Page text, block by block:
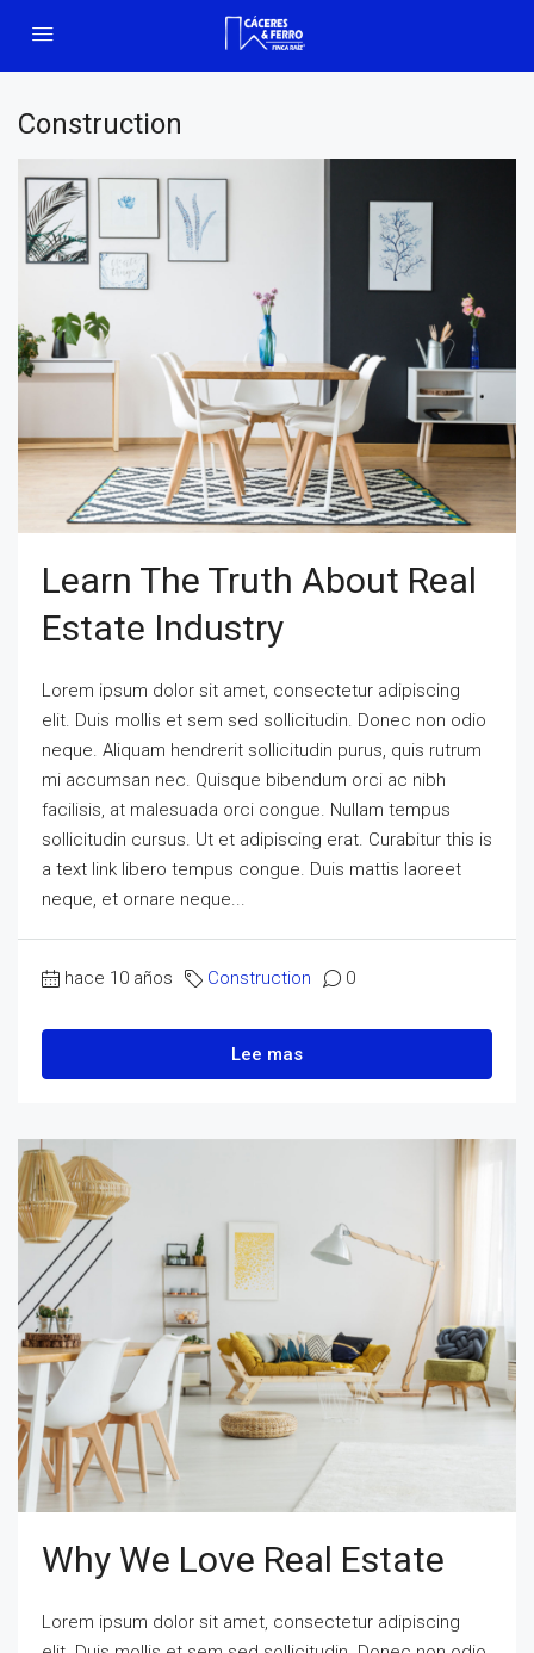
Construction
Learn The Truth About Real
Estate Industry
Lorem ipsum dolor sit amet, consectetur adipiscing
elit. Duis mollis et sem sed sollicitudin. Donec non odio
neque. Aliquam hendrerit sollicitudin purus, quis rutrum
mi accumsan nec. Quisque bibendum orci ac nibh
facilisis, at malesuada orci congue. Nullam tempus
sollicitudin cursus. Ut et adipiscing erat. Curabitur this is
a text link libero tempus congue. Duis mattis laoreet
neque, et ornare neque...
hace 10 años Construction 0
Lee mas
Why We Love Real Estate
Lorem ipsum dolor sit amet, consectetur adipiscing